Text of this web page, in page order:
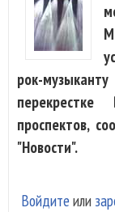
рок-
перекрестке
проспектов,
"Новости".
Войдите или